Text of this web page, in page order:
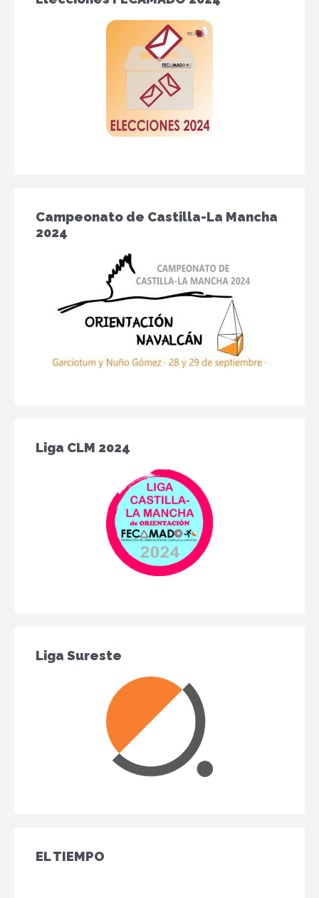
Campeonato de Castilla-La Mancha
2024
Liga CLM 2024
Liga Sureste
EL TIEMPO